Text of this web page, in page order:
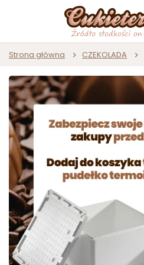
Strona główna CZEKOLADA